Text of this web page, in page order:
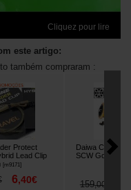
Cliquez pour lire
este artigo:
também compraram :
Protect
Lead Clip
[m9171]
6,40€
Daiwa
SCW Gold
159,00